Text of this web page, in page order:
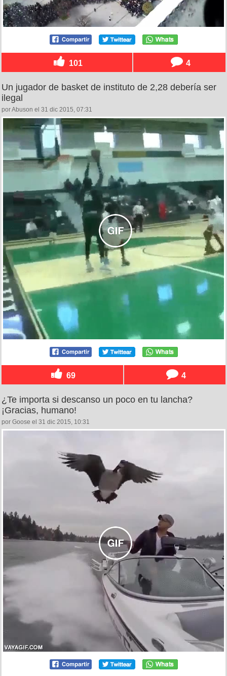
101 4
Un jugador de basket de instituto de 2,28 debería ser
ilegal
por Abuson el 31 dic 2015, 07:31
69 4
¿Te importa si descanso un poco en tu lancha?
¡Gracias, humano!
por Goose el 31 dic 2015, 10:31